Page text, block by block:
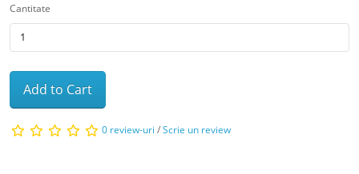
Cantitate
Add to Cart
0 review-uri /Scrie un review